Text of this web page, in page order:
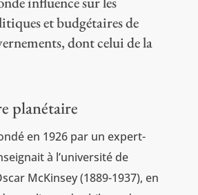
et budgétaires de
dont celui de la
planétaire
en 1926 par un expert-
à l’université de
McKinsey (1889-1937), en